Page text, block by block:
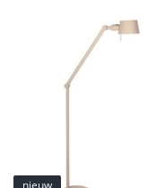
nieuw